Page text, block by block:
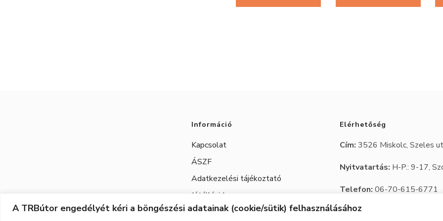
A TRBútor engedélyét kéri a böngészési adatainak (cookie/sütik) felhasználásához
termékoldalon
választhatók
Információ
Kapcsolat
ÁSZF
Adatkezelési tájékoztató
Jótállási Jegy
Elérhetőség
Cím:3526 Miskolc, Szeles
Nyitvatartás: H-P.: 9-17,
Telefon:06-70-615-6771
06-20-347-7788